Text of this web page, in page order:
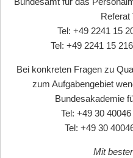
Referat
Tel: +49 2241 15
Tel: +49 2241 15
Bei konkreten Fragen zu
zum Aufgabengebiet
Bundesakademie
Tel: +49 30
Tel: +49 30
Mit